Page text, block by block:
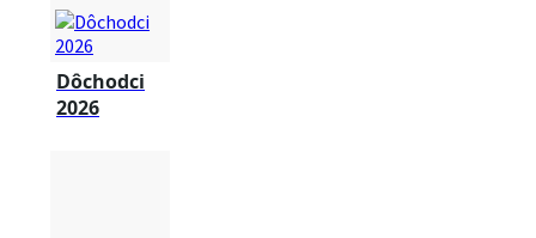
Dôchodci
2026